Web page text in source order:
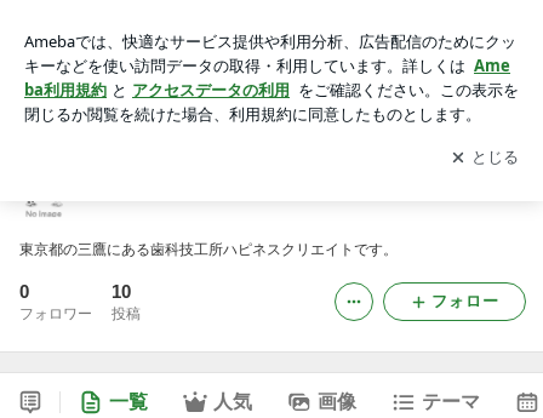
アプリをダウンロードして ブログの更新通知
を受け取りまし
ょう。
開く
東京都の三鷹にある歯科技工所ハピネスクリエイトです。
0
フォロワー
10
投稿
フォロー
一覧 人気 画像 テーマ